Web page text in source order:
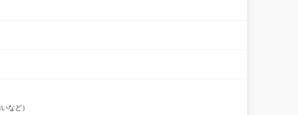
など）